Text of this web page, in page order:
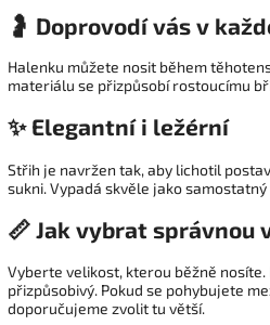
🤰 Doprovodí vás v
Halenku můžete nosit během
materiálu se přizpůsobí rostoucímu
✨ Elegantní i ležérní
Střih je navržen tak, aby lichotil
sukni. Vypadá skvěle jako
📏 Jak vybrat správnou
Vyberte velikost, kterou běžně
přizpůsobivý. Pokud se pohybujete
doporučujeme zvolit tu větší.